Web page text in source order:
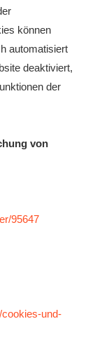
können
automatisiert
deaktiviert,
der
von
95647
und-